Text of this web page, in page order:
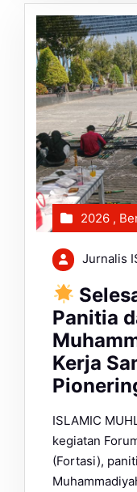
2026 ,
Jurnalis
Panitia
Kerja
ISLAMIC
kegiatan
(Fortasi),